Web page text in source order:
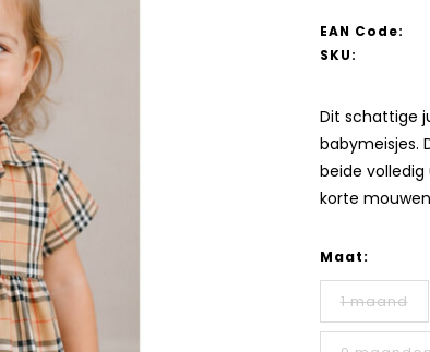
EAN Code:
SKU:
Dit schattige
babymeisjes.
beide
korte
Maat:
1 maand